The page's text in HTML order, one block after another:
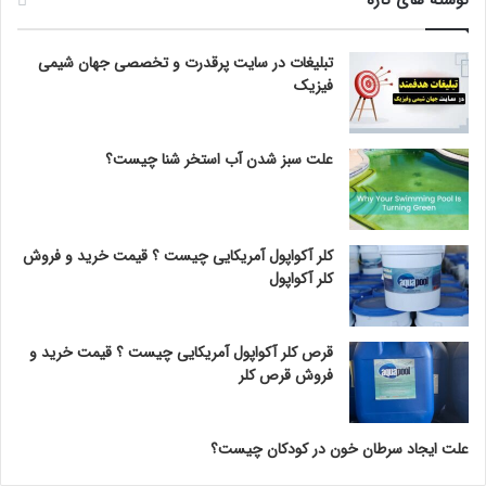
تبلیغات در سایت پرقدرت و تخصصی جهان شیمی
فیزیک
علت سبز شدن آب استخر شنا چیست؟
کلر آکواپول آمریکایی چیست ؟ قیمت خرید و فروش
کلر آکواپول
قرص کلر آکواپول آمریکایی چیست ؟ قیمت خرید و
فروش قرص کلر
علت ایجاد سرطان خون در کودکان چیست؟